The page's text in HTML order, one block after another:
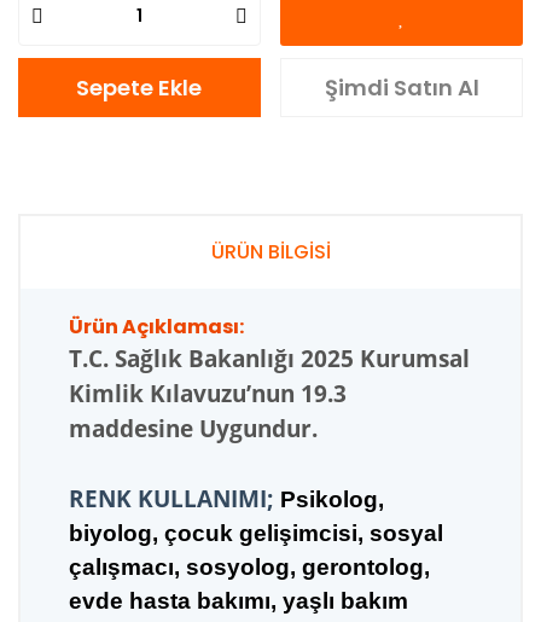
Sepete Ekle Şimdi Satın Al
ÜRÜN BİLGİSİ
Ürün Açıklaması:
T.C. Sağlık Bakanlığı 2025 Kurumsal
Kimlik Kılavuzu’nun 19.3
maddesine Uygundur.
RENK KULLANIMI; Psikolog,
biyolog, çocuk gelişimcisi, sosyal
çalışmacı, sosyolog, gerontolog,
evde hasta bakımı, yaşlı bakım